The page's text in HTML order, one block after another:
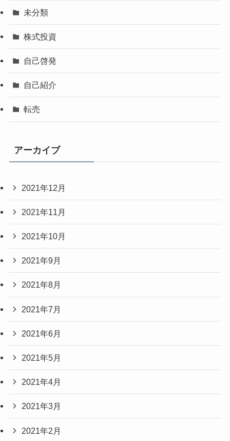
未分類
株式投資
自己啓発
自己紹介
転売
アーカイブ
2021年12月
2021年11月
2021年10月
2021年9月
2021年8月
2021年7月
2021年6月
2021年5月
2021年4月
2021年3月
2021年2月